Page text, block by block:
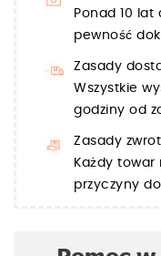
Ponad 10
pewność
Zasady
Wszystkie
godziny od
Zasady
Każdy towar
przyczyny